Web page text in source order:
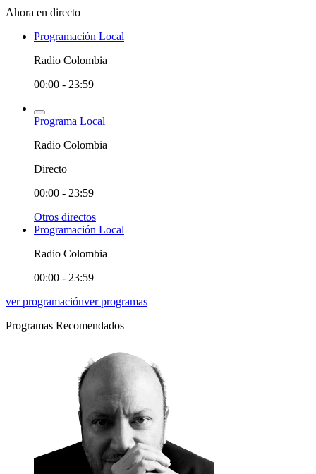
Ahora en directo
Programación Local
Radio Colombia
00:00 - 23:59
Programa Local
Radio Colombia
Directo
00:00 - 23:59
Otros directos
Programación Local
Radio Colombia
00:00 - 23:59
ver programaciónver programas
Programas Recomendados